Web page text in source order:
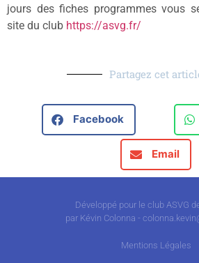
jours des fiches programmes vous
site du club https://asvg.fr/
Partagez cet
Facebook
Email
Développé pour le club ASVG
par Kévin Colonna -
Mentions Légales